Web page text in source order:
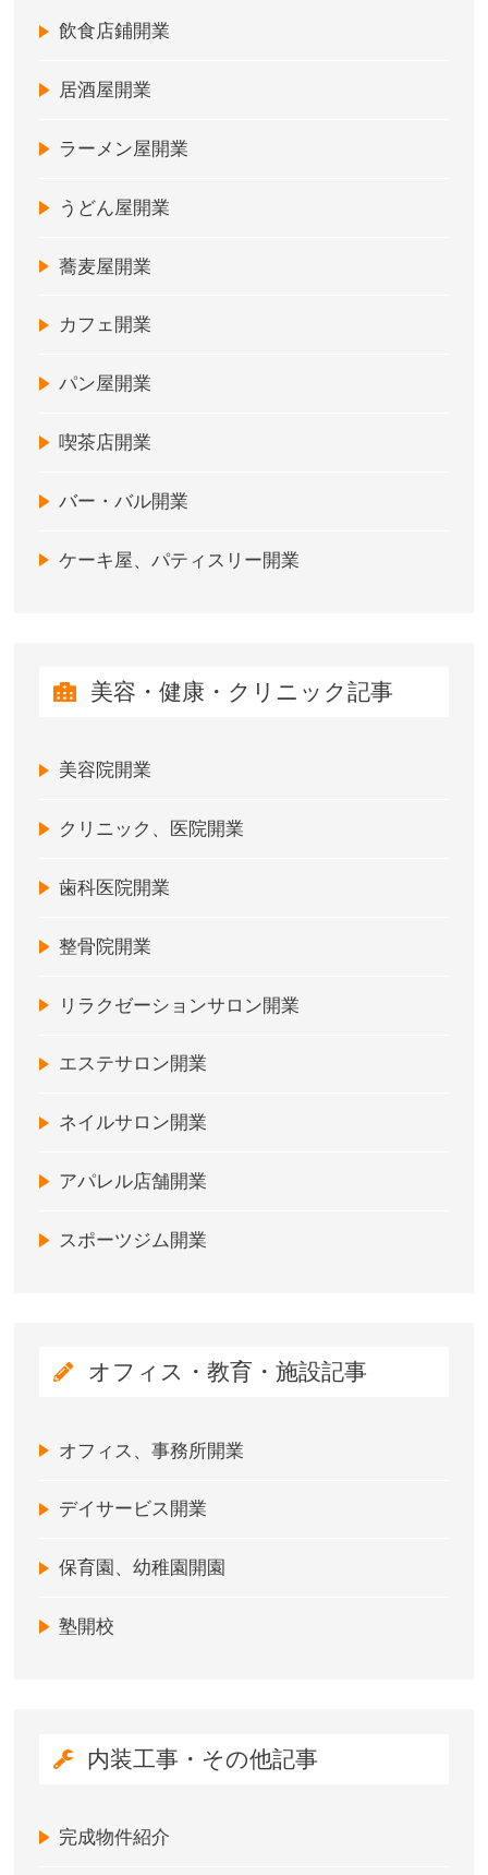
飲食店鋪開業
居酒屋開業
ラーメン屋開業
うどん屋開業
蕎麦屋開業
カフェ開業
パン屋開業
喫茶店開業
バー・バル開業
ケーキ屋、パティスリー開業
美容・健康・クリニック記事
美容院開業
クリニック、医院開業
歯科医院開業
整骨院開業
リラクゼーションサロン開業
エステサロン開業
ネイルサロン開業
アパレル店舗開業
スポーツジム開業
オフィス・教育・施設記事
オフィス、事務所開業
デイサービス開業
保育園、幼稚園開園
塾開校
内装工事・その他記事
完成物件紹介